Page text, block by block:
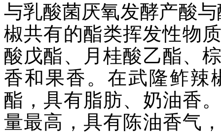
与乳酸菌厌氧发酵产酸
椒共有的酯类挥发性物
酸戊酯、月桂酸乙酯、
香和果香。在武隆鲊辣
酯，具有脂肪、奶油香
量最高，具有陈油香气